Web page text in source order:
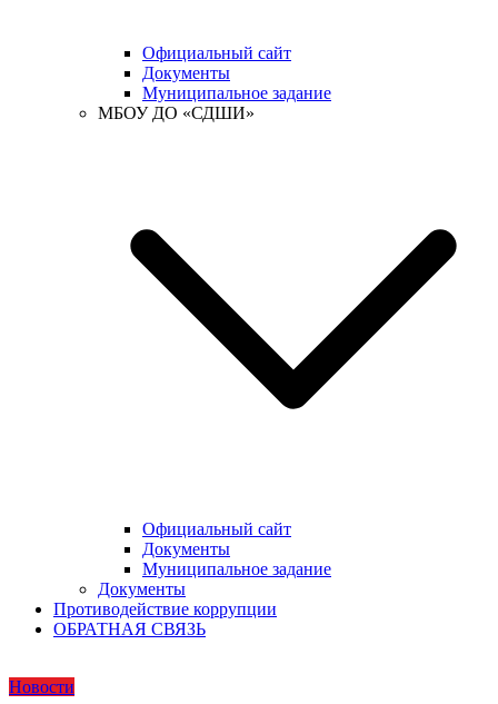
Официальный сайт
Документы
Муниципальное задание
МБОУ ДО «СДШИ»
Официальный сайт
Документы
Муниципальное задание
Документы
Противодействие коррупции
ОБРАТНАЯ СВЯЗЬ
Новости